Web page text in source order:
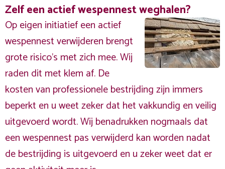
Zelf een actief wespennest weghalen?
Op eigen initiatief een actief
wespennest verwijderen brengt
grote risico’s met zich mee. Wij
raden dit met klem af. De
kosten van professionele bestrijding zijn immers
beperkt en u weet zeker dat het vakkundig en veilig
uitgevoerd wordt. Wij benadrukken nogmaals dat
een wespennest pas verwijderd kan worden nadat
de bestrijding is uitgevoerd en u zeker weet dat er